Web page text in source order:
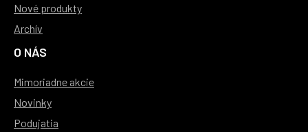
Nové produkty
Archív
O NÁS
Mimoriadne akcie
Novinky
Podujatia